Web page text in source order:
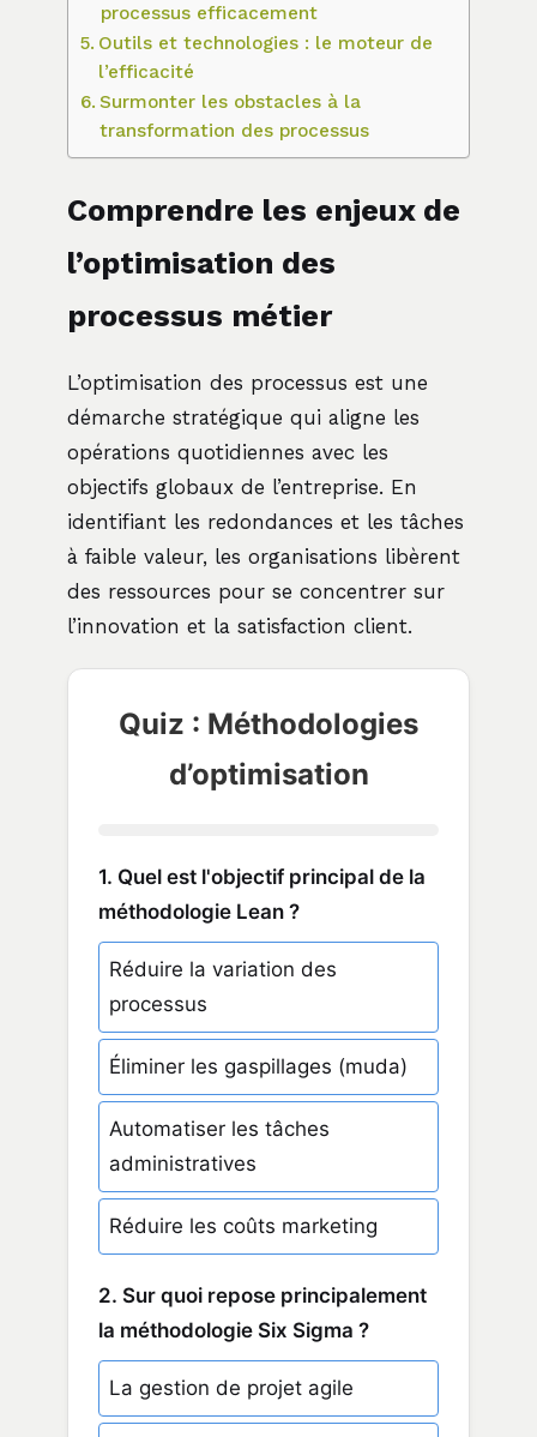
processus efficacement
Outils et technologies : le moteur de
l’efficacité
Surmonter les obstacles à la
transformation des processus
Comprendre les enjeux de
l’optimisation des
processus métier
L’optimisation des processus est une
démarche stratégique qui aligne les
opérations quotidiennes avec les
objectifs globaux de l’entreprise. En
identifiant les redondances et les tâches
à faible valeur, les organisations libèrent
des ressources pour se concentrer sur
l’innovation et la satisfaction client.
Quiz : Méthodologies
d’optimisation
1. Quel est l'objectif principal de la
méthodologie Lean ?
Réduire la variation des
processus
Éliminer les gaspillages (muda)
Automatiser les tâches
administratives
Réduire les coûts marketing
2. Sur quoi repose principalement
la méthodologie Six Sigma ?
La gestion de projet agile